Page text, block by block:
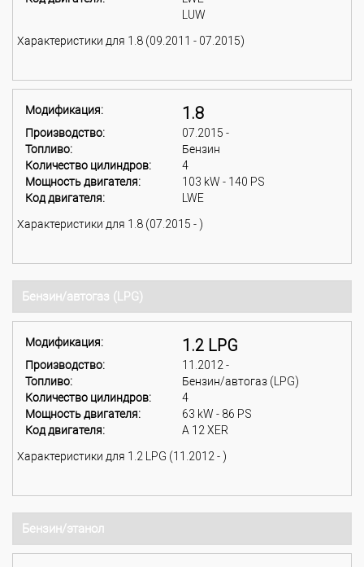
LUW
Характеристики для 1.8 (09.2011 - 07.2015)
Модификация: 1.8
Производство:
07.2015 -
Топливо:
Бензин
Количество цилиндров:
4
Мощность двигателя:
103 kW - 140 PS
Код двигателя:
LWE
Характеристики для 1.8 (07.2015 - )
Бензин/автогаз (LPG)
Модификация: 1.2 LPG
Производство:
11.2012 -
Топливо:
Бензин/автогаз (LPG)
Количество цилиндров:
4
Мощность двигателя:
63 kW - 86 PS
Код двигателя:
A 12 XER
Характеристики для 1.2 LPG (11.2012 - )
Бензин/этанол